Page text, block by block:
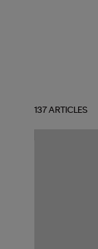
137 ARTICLES